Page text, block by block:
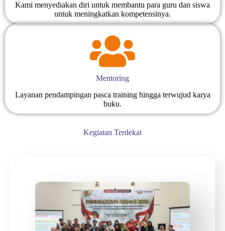
Kami menyediakan diri untuk membantu para guru dan siswa
untuk meningkatkan kompetensinya.
Mentoring
Layanan pendampingan pasca training hingga terwujud karya
buku.
Kegiatan Terdekat